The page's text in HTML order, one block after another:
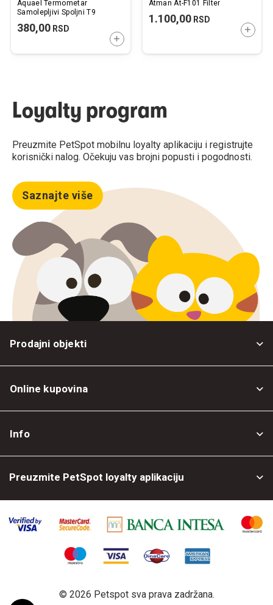
Aquael Termometar
Samolepljivi Spoljni T9
380,00 RSD
DODAJTE U KORPU
Atman At-F101 Filter
1.100,00RSD
Loyalty program
Preuzmite PetSpot mobilnu loyalty aplikaciju i registrujte
korisnički nalog. Očekuju vas brojni popusti i pogodnosti.
Saznajte više
Prodajni objekti
Online kupovina
Info
Preuzmite PetSpot loyalty aplikaciju
© 2026 Petspot sva prava zadržana.